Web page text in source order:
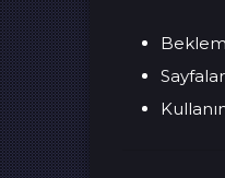
Sayfalar